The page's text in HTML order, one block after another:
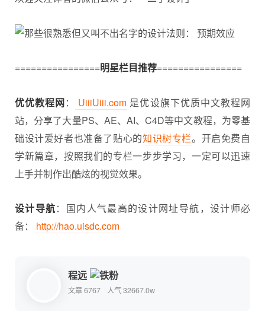
================明星栏目推荐================
优优教程网： UiiiUiii.com 是优设旗下优质中文教程网
站，分享了大量PS、AE、AI、C4D等中文教程，为零基
础设计爱好者也准备了贴心的知识树专栏。开启免费自
学新篇章，按照我们的专栏一步步学习，一定可以迅速
上手并制作出酷炫的视觉效果。
设计导航：国内人气最高的设计网址导航，设计师必
备：
http://hao.uisdc.com
程远
文章 6767 人气 32667.0w